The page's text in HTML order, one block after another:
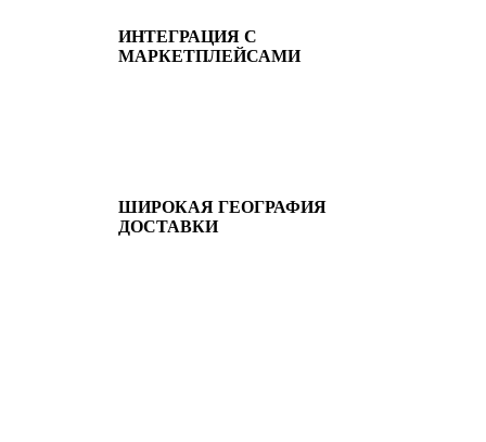
ИНТЕГРАЦИЯ С
МАРКЕТПЛЕЙСАМИ
ШИРОКАЯ ГЕОГРАФИЯ
ДОСТАВКИ